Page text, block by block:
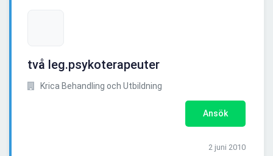
två leg.psykoterapeuter
Krica Behandling och Utbildning
Ansök
2 juni 2010